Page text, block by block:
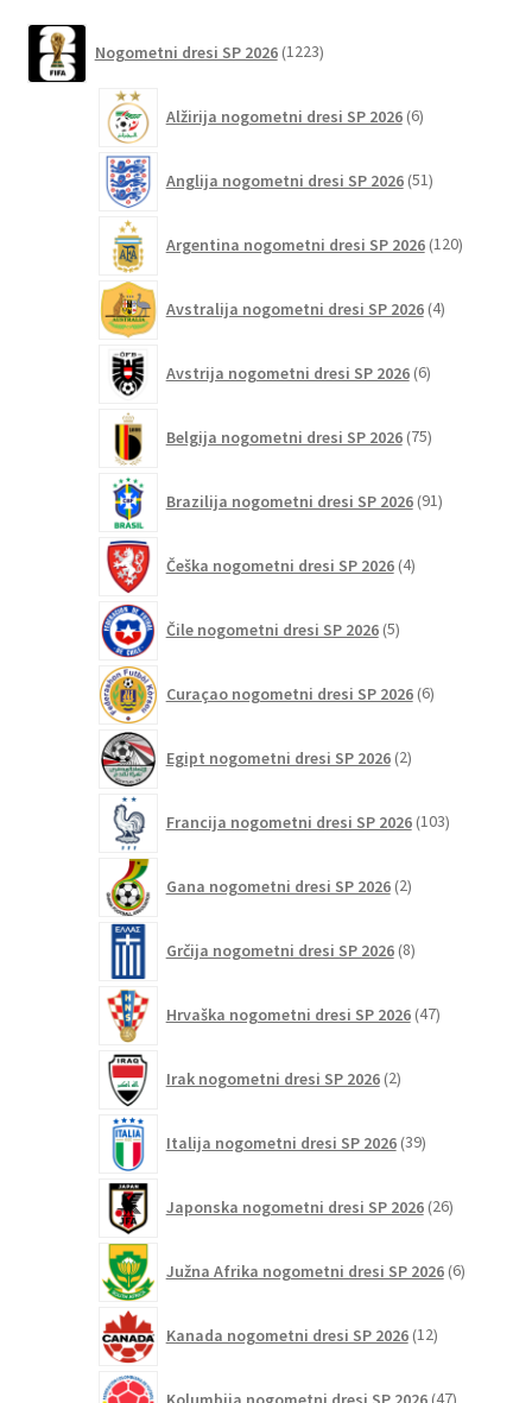
Nogometni dresi SP 2026 1223izdelkov
Alžirija nogometni dresi SP 2026 6izdelkov
Anglija nogometni dresi SP 2026 51izdelkov
Argentina nogometni dresi SP 2026 120izdelkov
Avstralija nogometni dresi SP 2026 4izdelki
Avstrija nogometni dresi SP 2026 6izdelkov
Belgija nogometni dresi SP 2026 75izdelkov
Brazilija nogometni dresi SP 2026 91izdelkov
Češka nogometni dresi SP 2026 4izdelki
Čile nogometni dresi SP 2026 5izdelkov
Curaçao nogometni dresi SP 2026 6izdelkov
Egipt nogometni dresi SP 2026 2izdelka
Francija nogometni dresi SP 2026 103izdelki
Gana nogometni dresi SP 2026 2izdelka
Grčija nogometni dresi SP 2026 8izdelkov
Hrvaška nogometni dresi SP 2026 47izdelkov
Irak nogometni dresi SP 2026 2izdelka
Italija nogometni dresi SP 2026 39izdelkov
Japonska nogometni dresi SP 2026 26izdelkov
Južna Afrika nogometni dresi SP 2026 6izdelkov
Kanada nogometni dresi SP 2026 12izdelkov